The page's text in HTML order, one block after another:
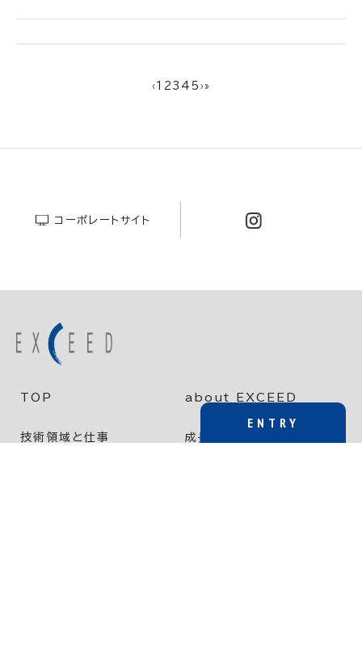
ENTRY
‹1 2 3 4 5 ›»
コーポレートサイト
TOP about EXCEED
技術領域と仕事 成長し、挑戦する環境